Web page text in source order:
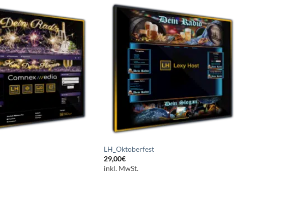
Auf die
Wunschliste
setzen
Auf die
Wunschliste
setzen
LH_Oktoberfest
29,00€
inkl. MwSt.